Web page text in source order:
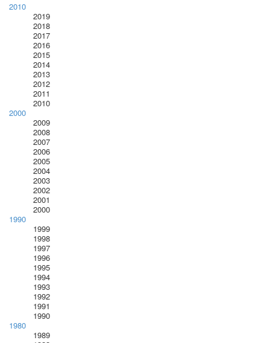
2010
2019
2018
2017
2016
2015
2014
2013
2012
2011
2010
2000
2009
2008
2007
2006
2005
2004
2003
2002
2001
2000
1990
1999
1998
1997
1996
1995
1994
1993
1992
1991
1990
1980
1989